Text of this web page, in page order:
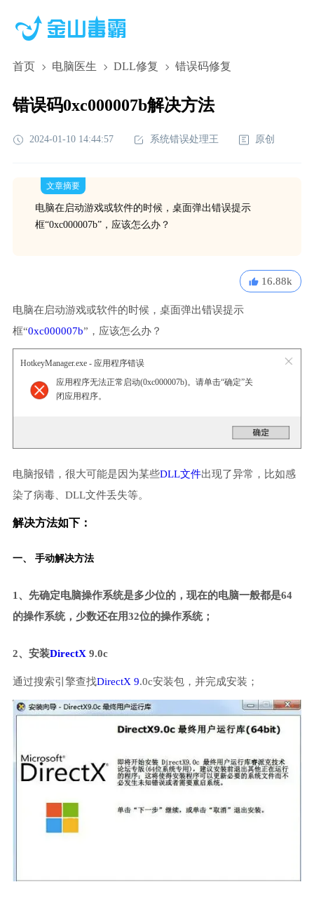
首页 电脑医生 DLL修复 错误码修复
错误码0xc000007b解决方法
2024-01-10 14:44:57 系统错误处理王 原创
文章摘要
电脑在启动游戏或软件的时候，桌面弹出错误提示
框“0xc000007b”，应该怎么办？
16.88k
电脑在启动游戏或软件的时候，桌面弹出错误提示
框“0xc000007b”，应该怎么办？
HotkeyManager.exe - 应用程序错误
应用程序无法正常启动(0xc000007b)。请单击“确定”关
闭应用程序。
电脑报错，很大可能是因为某些DLL文件出现了异常，比如感
染了病毒、DLL文件丢失等。
解决方法如下：
一、 手动解决方法
1、先确定电脑操作系统是多少位的，现在的电脑一般都是64
的操作系统，少数还在用32位的操作系统；
2、安装DirectX 9.0c
通过搜索引擎查找DirectX 9.0c安装包，并完成安装；